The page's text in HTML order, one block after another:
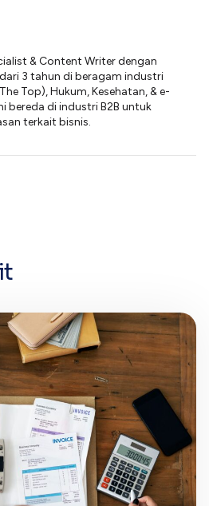
& Content Writer dengan
3 tahun di beragam industri
Top), Hukum, Kesehatan, & e-
bereda di industri B2B untuk
terkait bisnis.